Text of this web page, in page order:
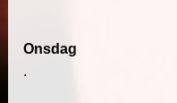
Onsdag
.